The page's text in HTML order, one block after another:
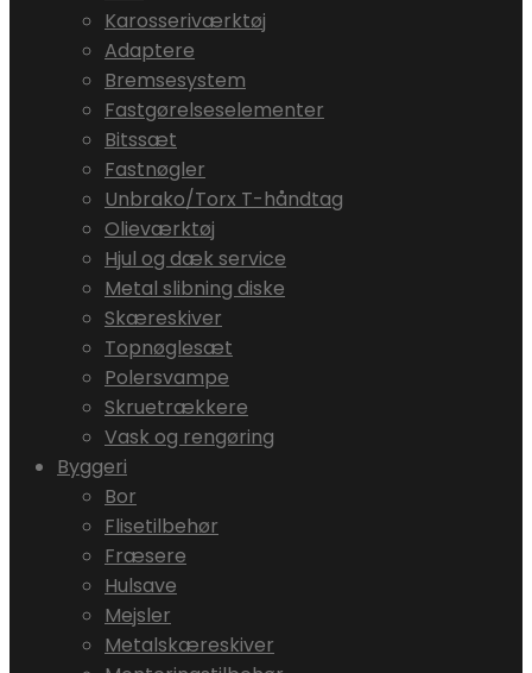
Karosseriværktøj
Adaptere
Bremsesystem
Fastgørelseselementer
Bitssæt
Fastnøgler
Unbrako/Torx T-håndtag
Olieværktøj
Hjul og dæk service
Metal slibning diske
Skæreskiver
Topnøglesæt
Polersvampe
Skruetrækkere
Vask og rengøring
Byggeri
Bor
Flisetilbehør
Fræsere
Hulsave
Mejsler
Metalskæreskiver